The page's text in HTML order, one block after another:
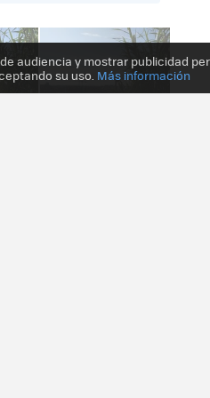
audiencia y mostrar publicidad
su uso. Más información